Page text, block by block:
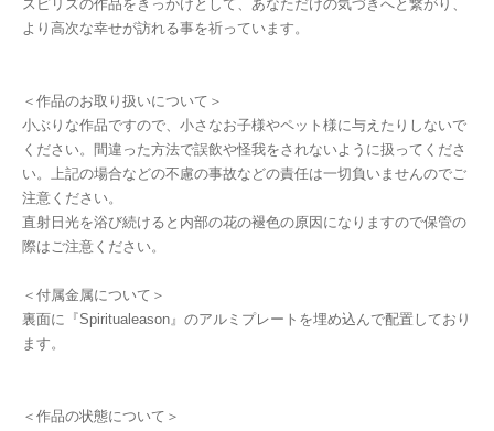
スピリズの作品をきっかけとして、あなただけの気づきへと繋がり、
より高次な幸せが訪れる事を祈っています。
＜作品のお取り扱いについて＞
小ぶりな作品ですので、小さなお子様やペット様に与えたりしないで
ください。間違った方法で誤飲や怪我をされないように扱ってくださ
い。上記の場合などの不慮の事故などの責任は一切負いませんのでご
注意ください。
直射日光を浴び続けると内部の花の褪色の原因になりますので保管の
際はご注意ください。
＜付属金属について＞
裏面に『Spiritualeason』のアルミプレートを埋め込んで配置しており
ます。
＜作品の状態について＞